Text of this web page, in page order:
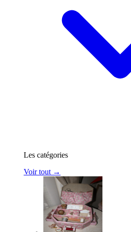
Les catégories
Voir tout →